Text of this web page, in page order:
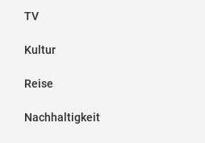
TV
Kultur
Reise
Nachhaltigkeit